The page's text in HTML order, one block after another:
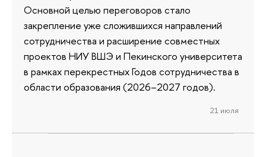
Основной целью переговоров стало
закрепление уже сложившихся направлений
сотрудничества и расширение совместных
проектов НИУ ВШЭ и Пекинского университета
в рамках перекрестных Годов сотрудничества в
области образования (2026–2027 годов).
21 июля